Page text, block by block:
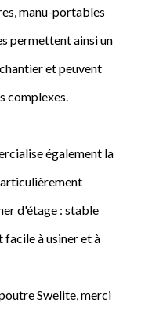
manu-portables
permettent ainsi un
et peuvent
complexes.
également la
d'étage : stable
facile à usiner et à
Swelite, merci